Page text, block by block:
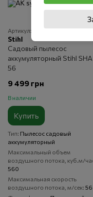
Артикул: SA020117104
Stihl
Садовый пылесос
аккумуляторный Stihl SHA
56
9 499 грн
В наличии
Купить
Тип Пылесос садовый
аккумуляторный
Максимальный объем
воздушного потока, куб.м/
560
Максимальная скорость
воздушного потока, м/сек 56